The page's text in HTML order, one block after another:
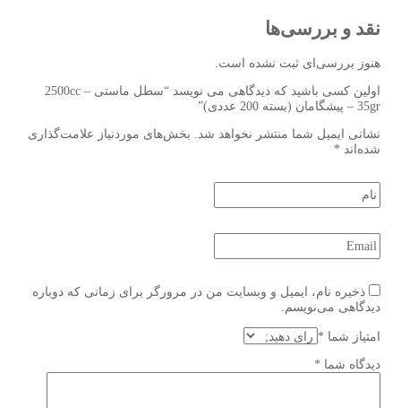
نقد و بررسی‌ها
هنوز بررسی‌ای ثبت نشده است.
اولین کسی باشید که دیدگاهی می نویسد “سطل ماستی 2500cc –
35gr – پیشگامان (بسته 200 عددی)”
نشانی ایمیل شما منتشر نخواهد شد. بخش‌های موردنیاز علامت‌گذاری
شده‌اند *
ذخیره نام، ایمیل و وبسایت من در مرورگر برای زمانی که دوباره
دیدگاهی می‌نویسم.
امتیاز شما *
دیدگاه شما *